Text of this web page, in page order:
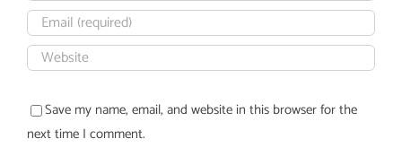
Save my name, email, and website in this browser for the
next time I comment.